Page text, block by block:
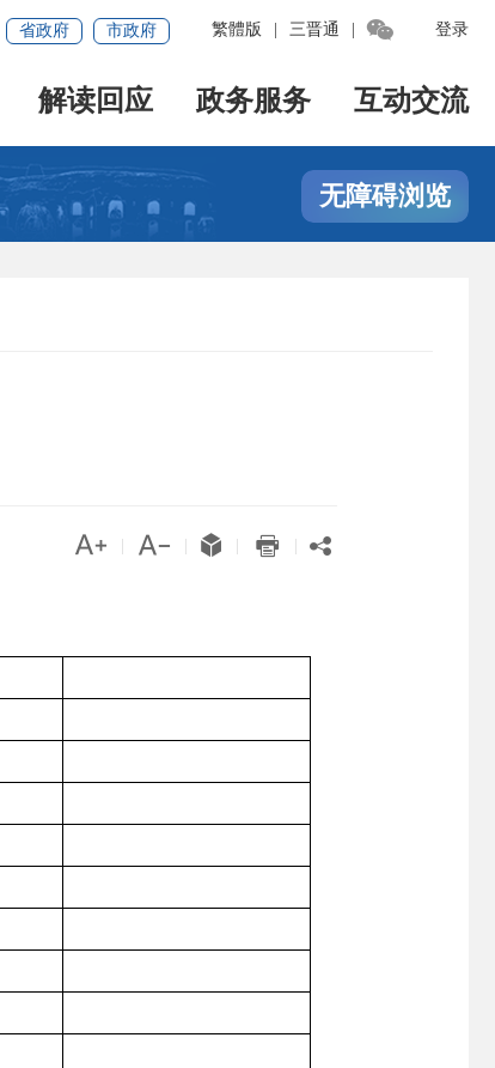
登录
繁體版 三晋通 
省政府 市政府
解读回应 政务服务 互动交流
无障碍浏览
    